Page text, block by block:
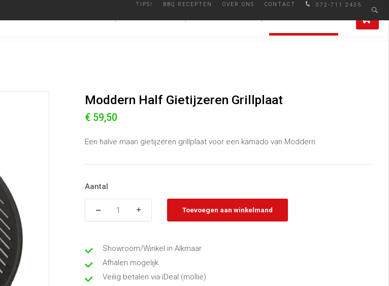
072-711 2435
TIPS! BBQ RECEPTEN OVER ONS CONTACT
0
Moddern Half Gietijzeren Grillplaat
€ 59,50
Een halve maan gietijzeren grillplaat voor een kamado van Moddern.
Aantal
Toevoegen aan winkelmand
Showroom/Winkel in Alkmaar
Afhalen mogelijk
Veilig betalen via iDeal (mollie)